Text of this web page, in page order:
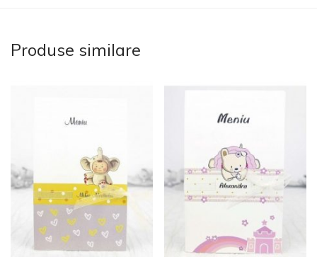
Produse similare